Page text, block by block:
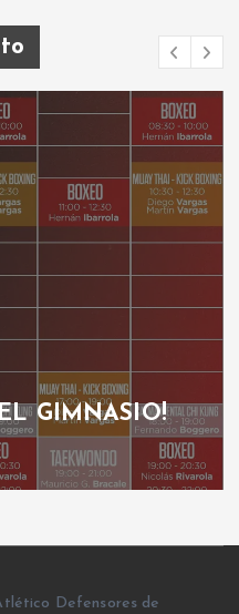
GIMNASIO!
Defensores de